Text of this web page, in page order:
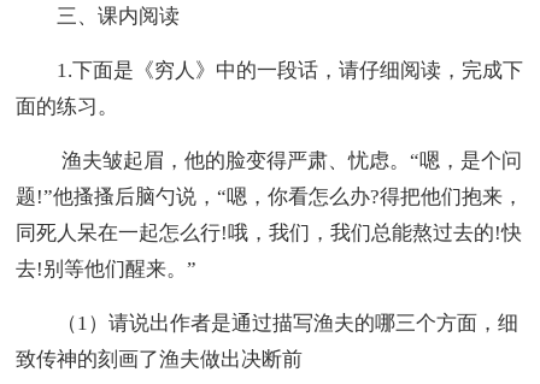
三、课内阅读
1.下面是《穷人》中的一段话，请仔细阅读，完成下
面的练习。
渔夫皱起眉，他的脸变得严肃、忧虑。“嗯，是个问
题!”他搔搔后脑勺说，“嗯，你看怎么办?得把他们抱来，
同死人呆在一起怎么行!哦，我们，我们总能熬过去的!快
去!别等他们醒来。”
（1）请说出作者是通过描写渔夫的哪三个方面，细
致传神的刻画了渔夫做出决断前